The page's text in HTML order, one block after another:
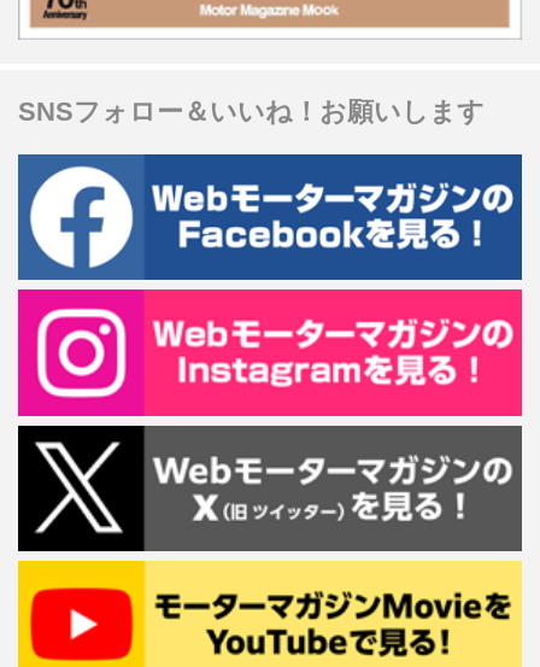
SNSフォロー＆いいね！お願いします